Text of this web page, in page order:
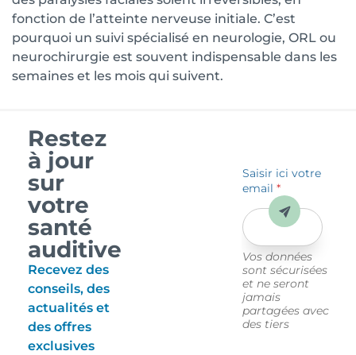
fonction de l’atteinte nerveuse initiale. C’est
pourquoi un suivi spécialisé en neurologie, ORL ou
neurochirurgie est souvent indispensable dans les
semaines et les mois qui suivent.
Restez
à jour
sur
votre
santé
auditive
Recevez des
conseils, des
actualités et
des offres
exclusives
Saisir ici votre
email*
Vos données
sont sécurisées
et ne seront
jamais
partagées avec
des tiers
Envoyer